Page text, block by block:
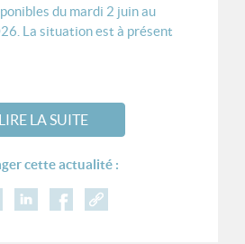
du mardi 2 juin au
La situation est à présent
LIRE LA SUITE
cette actualité :